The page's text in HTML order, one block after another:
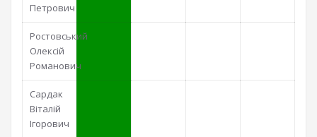
Петрович
Ростовський
Олексій
Романович
Сардак
Віталій
Ігорович